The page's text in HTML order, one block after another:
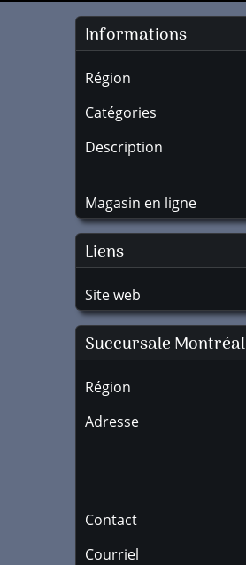
Informations
Région
Catégories
Description
Magasin en ligne
Liens
Site web
SuccursaleMontréal
Région
Adresse
Contact
Courriel